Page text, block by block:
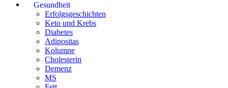
Gesundheit
Erfolgsgeschichten
Keto und Krebs
Diabetes
Adipositas
Kolumne
Cholesterin
Demenz
MS